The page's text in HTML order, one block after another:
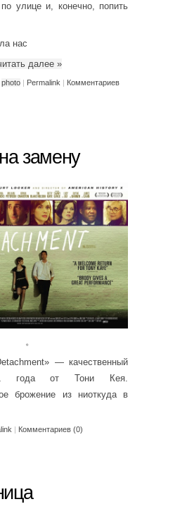
улице и, конечно, попить
нас
далее »
photo | Permalink | Комментариев
замену
。
— качественный
года от Тони Кея.
брожение из ниоткуда в
| Комментариев (0)